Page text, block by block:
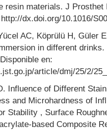
resin materials. J Prosthet
dx.doi.org/10.1016/
AC, Köprülü H, Güler
in different
en:
article/dmj/25/2/
Influence of Different
and Microhardness of
Stability , Surface
based Composite